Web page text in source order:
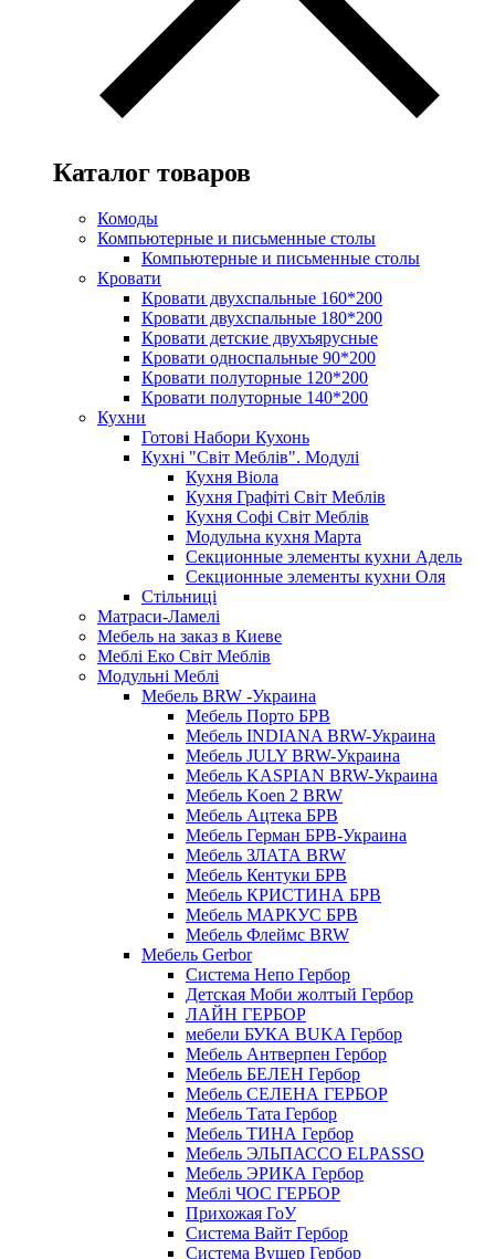
Каталог товаров
Комоды
Компьютерные и письменные столы
Компьютерные и письменные столы
Кровати
Кровати двухспальные 160*200
Кровати двухспальные 180*200
Кровати детские двухъярусные
Кровати односпальные 90*200
Кровати полуторные 120*200
Кровати полуторные 140*200
Кухни
Готові Набори Кухонь
Кухні "Світ Меблів". Модулі
Кухня Віола
Кухня Графіті Світ Меблів
Кухня Софі Світ Меблів
Модульна кухня Марта
Секционные элементы кухни Адель
Секционные элементы кухни Оля
Стільниці
Матраси-Ламелі
Мебель на заказ в Киеве
Меблі Еко Світ Меблів
Модульні Меблі
Мебель BRW -Украина
Мебель Порто БРВ
Мебель INDIANA BRW-Украина
Мебель JULY BRW-Украина
Мебель KASPIAN BRW-Украина
Мебель Koen 2 BRW
Мебель Ацтека БРВ
Мебель Герман БРВ-Украина
Мебель ЗЛАТА BRW
Мебель Кентуки БРВ
Мебель КРИСТИНА БРВ
Мебель МАРКУС БРВ
Мебель Флеймс BRW
Мебель Gerbor
Cистема Непо Гербор
Детская Моби жолтый Гербор
ЛАЙН ГЕРБОР
мебели БУКА BUKA Гербор
Мебель Антверпен Гербор
Мебель БЕЛЕН Гербор
Мебель СЕЛЕНА ГЕРБОР
Мебель Тата Гербор
Мебель ТИНА Гербор
Мебель ЭЛЬПАССО ELPASSO
Мебель ЭРИКА Гербор
Меблі ЧОС ГЕРБОР
Прихожая ГоУ
Система Вайт Гербор
Система Вушер Гербор